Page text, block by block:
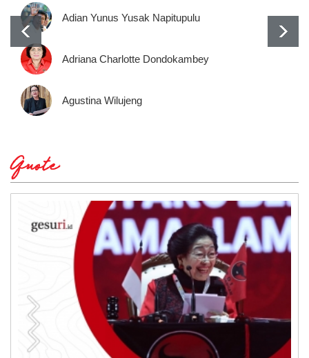
Adian Yunus Yusak Napitupulu
Adriana Charlotte Dondokambey
Agustina Wilujeng
Quote